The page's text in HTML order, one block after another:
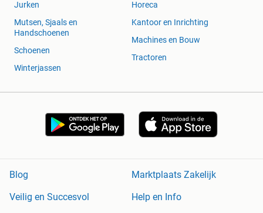
Jurken
Mutsen, Sjaals en
Handschoenen
Schoenen
Winterjassen
Horeca
Kantoor en Inrichting
Machines en Bouw
Tractoren
Blog
Marktplaats Zakelijk
Veilig en Succesvol
Help en Info